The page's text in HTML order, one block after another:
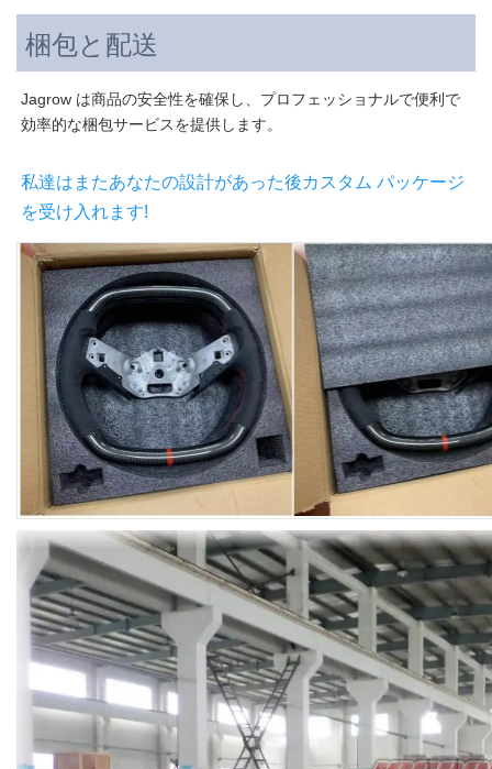
梱包と配送
Jagrow は商品の安全性を確保し、プロフェッショナルで便利で
効率的な梱包サービスを提供します。
私達はまたあなたの設計があった後カスタム パッケージ
を受け入れます!